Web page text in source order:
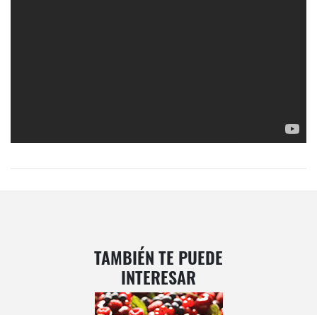
TAMBIÉN TE PUEDE
INTERESAR